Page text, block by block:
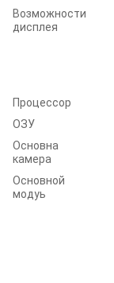
Возможности
дисплея
Процессор
ОЗУ
Основна
камера
Основной
модуь